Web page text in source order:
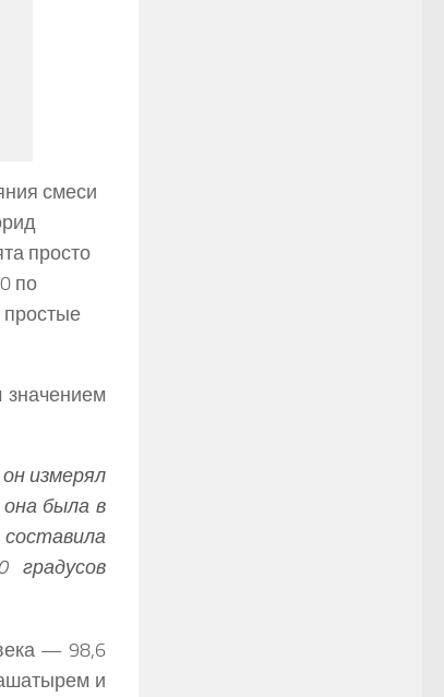
смеси
просто
по
значением
измерял
была в
градусов
— 98,6
и